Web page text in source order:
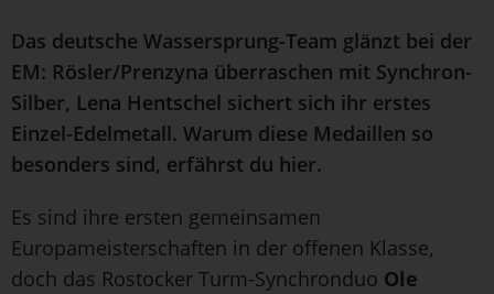
Das deutsche Wassersprung-Team glänzt bei der
EM: Rösler/Prenzyna überraschen mit Synchron-
Silber, Lena Hentschel sichert sich ihr erstes
Einzel-Edelmetall. Warum diese Medaillen so
besonders sind, erfährst du hier.
Es sind ihre ersten gemeinsamen
Europameisterschaften in der offenen Klasse,
doch das Rostocker Turm-Synchronduo Ole